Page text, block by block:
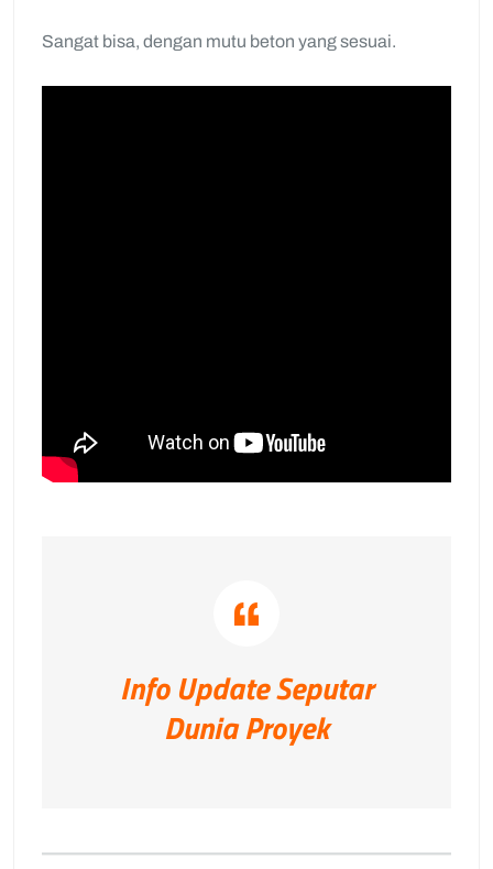
Sangat bisa, dengan mutu beton yang sesuai.
Info Update Seputar
Dunia Proyek